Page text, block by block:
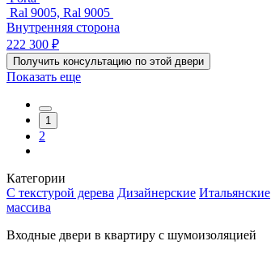
Ral 9005, Ral 9005
Внутренняя сторона
222 300 ₽
Получить консультацию по этой двери
Показать еще
1
2
Категории
С текстурой дерева Дизайнерские Итальянские
массива
Входные двери в квартиру с шумоизоляцией